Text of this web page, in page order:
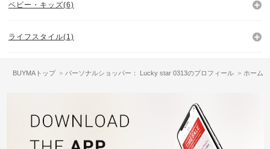
ベビー・キッズ(6)
ライフスタイル(1)
BUYMAトップ パーソナルショッパー： Lucky star 0313のプロフィール ホーム